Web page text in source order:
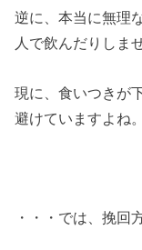
逆に、本当に無理
人で飲んだりしま
現に、食いつきが
避けていますよね。
・・・では、挽回